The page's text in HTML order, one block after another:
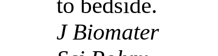
J Biomater